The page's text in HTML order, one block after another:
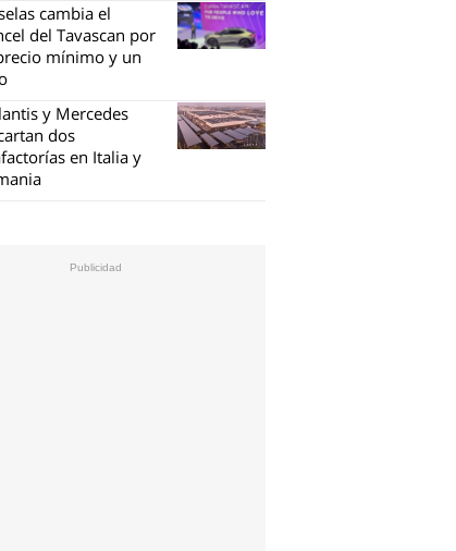
cambia el
del Tavascan por
mínimo y un
y Mercedes
dos
en Italia y